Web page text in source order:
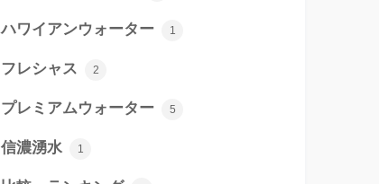
ハワイアンウォーター 1
フレシャス 2
プレミアムウォーター 5
信濃湧水 1